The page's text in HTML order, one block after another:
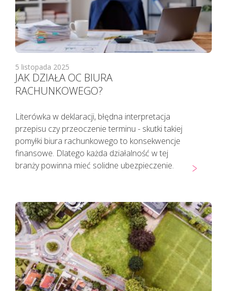
podejrzani o zakażenie
koronawirusem SARS CoV-2
TELEFONICZNIE przełożyli poradę
specjalistyczną na inny termin.
KAŻDEMU pacjentowi, również bez
udzielić TELEPORADY. Tylko w
sytuacjach kiedy jest to niezbędne,
pacjent powinien zostać umówiony
na konkretną godzinę do lekarza.
Lekarz udzielający TELEPORADY na
podstawie przeprowadzonego
wywiadu medycznego i oceny stanu
zdrowia pacjenta ma możliwość
5 listopada 2025
JAK DZIAŁA OC BIURA
RACHUNKOWEGO?
Literówka w deklaracji, błędna interpretacja
przepisu czy przeoczenie terminu - skutki takiej
pomyłki biura rachunkowego to konsekwencje
finansowe. Dlatego każda działalność w tej
branży powinna mieć solidne ubezpieczenie.